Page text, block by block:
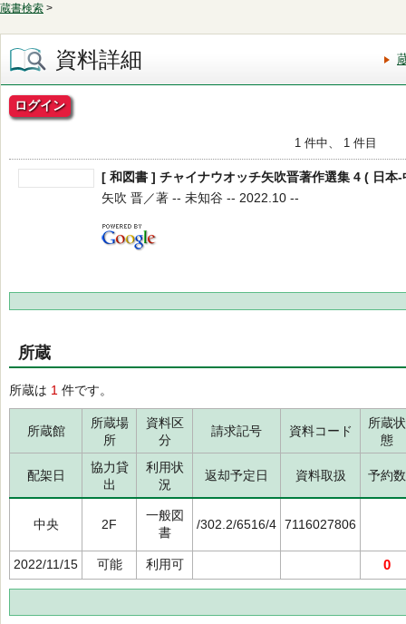
蔵書検索 >
資料詳細
ログイン
1 件中、 1 件目
[ 和図書 ] チャイナウオッチ矢吹晋著作選集 4 ( 日本
矢吹 晋／著 -- 未知谷 -- 2022.10 --
所蔵
所蔵は 1 件です。
所蔵館
所蔵場
所
資料区
分
請求記号 資料コード
所蔵状
態
配架日
協力貸
出
利用状
況
返却予定日 資料取扱 予約数
中央 2F
一般図
書
/302.2/6516/4 7116027806
2022/11/15 可能 利用可 0